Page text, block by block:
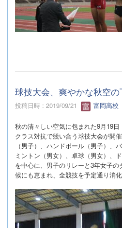
球技大会、爽やかな秋空の
投稿日時 : 2019/09/21 富岡高校
秋の清々しい空気に包まれた9月 19日
クラス対抗で競い合う球技大会が開
（男子）、ハンドボール（男子）、
ミントン（男女）、卓球（男女）、
を中心に、男子のリレーと3年女子の
候にも恵まれ、全競技を予定通り消